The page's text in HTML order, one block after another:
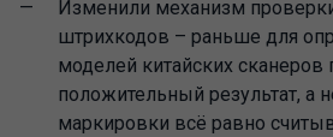
Изменили механизм
штрихкодов – раньше для
моделей китайских
положительный результат, а
маркировки всё равно